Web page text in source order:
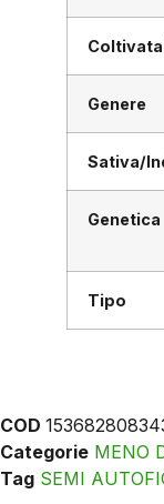
Coltivata
Genere
Sativa/
Genetica
Tipo
COD
Categorie MENO
Tag SEMI